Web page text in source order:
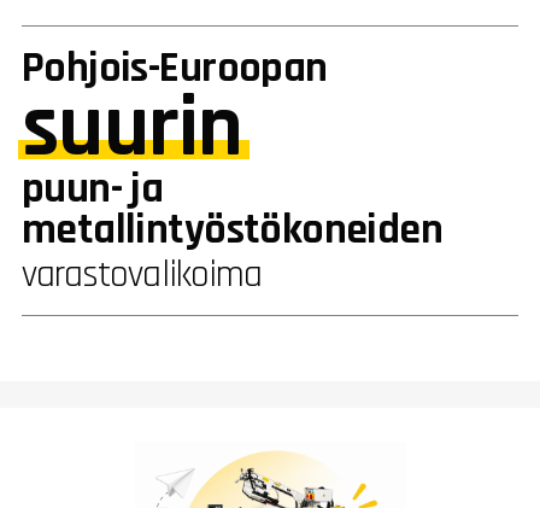
Pohjois-Euroopan
suurin
puun- ja
metallintyöstökoneiden
varastovalikoima